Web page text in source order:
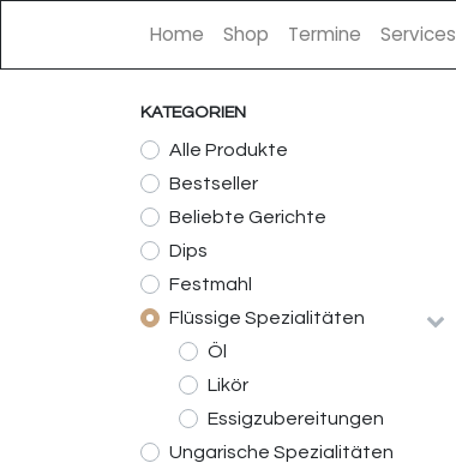
Home Shop Termine Services
KATEGORIEN
Alle Produkte
Bestseller
Beliebte Gerichte
Dips
Festmahl
Flüssige Spezialitäten
Öl
Likör
Essigzubereitungen
Ungarische Spezialitäten